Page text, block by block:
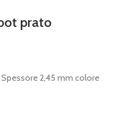
prato
2,45 mm colore